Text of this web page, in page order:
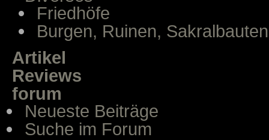
Friedhöfe
Burgen, Ruinen, Sakralbauten
Artikel
Reviews
forum
Neueste Beiträge
Suche im Forum